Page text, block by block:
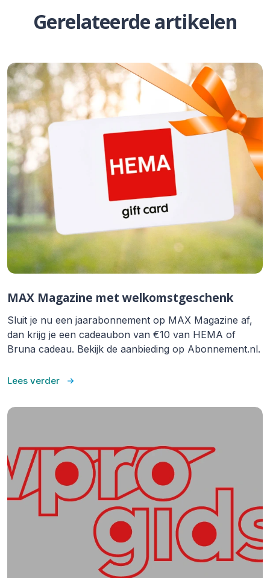
Gerelateerde artikelen
MAX Magazine met welkomstgeschenk
Sluit je nu een jaarabonnement op MAX Magazine af,
dan krijg je een cadeaubon van €10 van HEMA of
Bruna cadeau. Bekijk de aanbieding op Abonnement.nl.
Lees verder